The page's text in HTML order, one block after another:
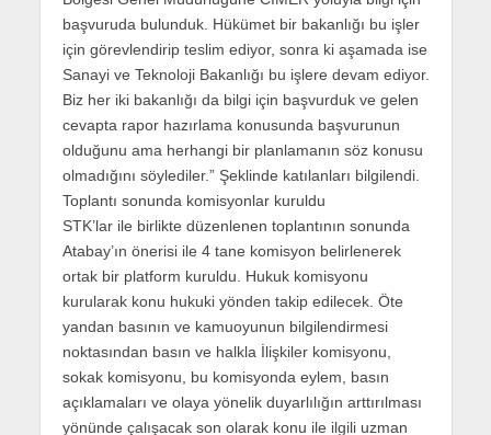
başvuruda bulunduk. Hükümet bir bakanlığı bu işler
için görevlendirip teslim ediyor, sonra ki aşamada ise
Sanayi ve Teknoloji Bakanlığı bu işlere devam ediyor.
Biz her iki bakanlığı da bilgi için başvurduk ve gelen
cevapta rapor hazırlama konusunda başvurunun
olduğunu ama herhangi bir planlamanın söz konusu
olmadığını söylediler.” Şeklinde katılanları bilgilendi.
Toplantı sonunda komisyonlar kuruldu
STK’lar ile birlikte düzenlenen toplantının sonunda
Atabay’ın önerisi ile 4 tane komisyon belirlenerek
ortak bir platform kuruldu. Hukuk komisyonu
kurularak konu hukuki yönden takip edilecek. Öte
yandan basının ve kamuoyunun bilgilendirmesi
noktasından basın ve halkla İlişkiler komisyonu,
sokak komisyonu, bu komisyonda eylem, basın
açıklamaları ve olaya yönelik duyarlılığın arttırılması
yönünde çalışacak son olarak konu ile ilgili uzman